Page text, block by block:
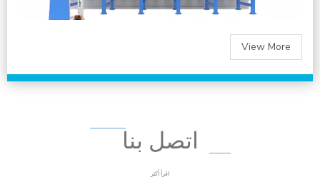
View More
اتصل بنا
اقرأ أكثر